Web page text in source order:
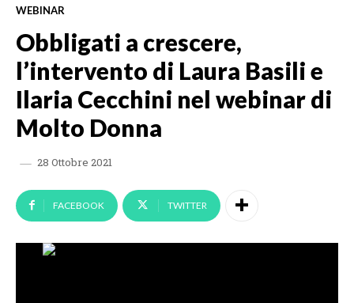
WEBINAR
Obbligati a crescere,
l’intervento di Laura Basili e
Ilaria Cecchini nel webinar di
Molto Donna
28 Ottobre 2021
FACEBOOK TWITTER